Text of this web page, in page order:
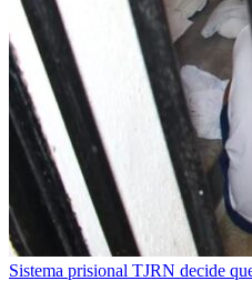
Sistema prisional TJRN decide